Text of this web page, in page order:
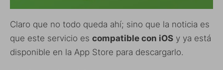
Claro que no todo queda ahí; sino que la noticia es
que este servicio es compatible con iOS y ya está
disponible en la App Store para descargarlo.